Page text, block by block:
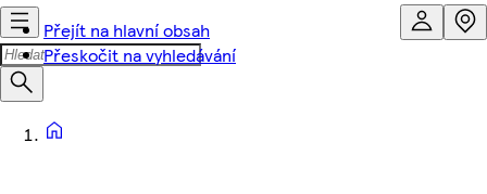
Přejít na hlavní obsah
Přeskočit na vyhledávání